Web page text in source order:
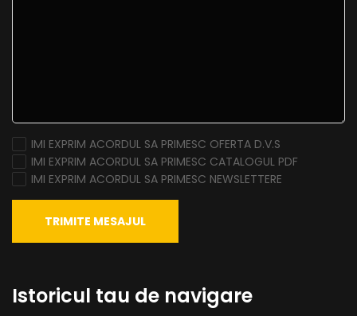
IMI EXPRIM ACORDUL SA PRIMESC OFERTA D.V.S
IMI EXPRIM ACORDUL SA PRIMESC CATALOGUL PDF
IMI EXPRIM ACORDUL SA PRIMESC NEWSLETTERE
TRIMITE MESAJUL
Istoricul tau de navigare